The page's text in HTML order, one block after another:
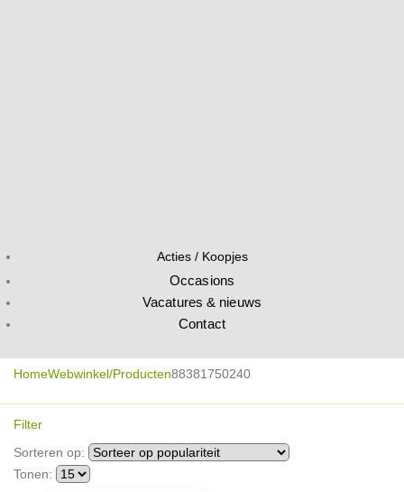
Acties / Koopjes
Occasions
Vacatures & nieuws
Contact
HomeWebwinkel/Producten88381750240
Filter
Sorteren op:
Tonen: